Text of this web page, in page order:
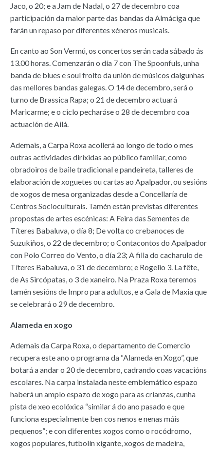
Jaco, o 20; e a Jam de Nadal, o 27 de decembro coa
participación da maior parte das bandas da Almáciga que
farán un repaso por diferentes xéneros musicais.
En canto ao Son Vermú, os concertos serán cada sábado ás
13.00 horas. Comenzarán o día 7 con The Spoonfuls, unha
banda de blues e soul froito da unión de músicos dalgunhas
das mellores bandas galegas. O 14 de decembro, será o
turno de Brassica Rapa; o 21 de decembro actuará
Maricarme; e o ciclo pecharáse o 28 de decembro coa
actuación de Ailá.
Ademais, a Carpa Roxa acollerá ao longo de todo o mes
outras actividades dirixidas ao público familiar, como
obradoiros de baile tradicional e pandeireta, talleres de
elaboración de xoguetes ou cartas ao Apalpador, ou sesións
de xogos de mesa organizadas desde a Concellaría de
Centros Socioculturais. Tamén están previstas diferentes
propostas de artes escénicas: A Feira das Sementes de
Títeres Babaluva, o día 8; De volta co crebanoces de
Suzukiños, o 22 de decembro; o Contacontos do Apalpador
con Polo Correo do Vento, o día 23; A filla do cacharulo de
Títeres Babaluva, o 31 de decembro; e Rogelio 3. La fête,
de As Sircópatas, o 3 de xaneiro. Na Praza Roxa teremos
tamén sesións de Impro para adultos, e a Gala de Maxia que
se celebrará o 29 de decembro.
Alameda en xogo
Ademais da Carpa Roxa, o departamento de Comercio
recupera este ano o programa da “Alameda en Xogo”, que
botará a andar o 20 de decembro, cadrando coas vacacións
escolares. Na carpa instalada neste emblemático espazo
haberá un amplo espazo de xogo para as crianzas, cunha
pista de xeo ecolóxica “similar á do ano pasado e que
funciona especialmente ben cos nenos e nenas máis
pequenos”; e con diferentes xogos como o rocódromo,
xogos populares, futbolín xigante, xogos de madeira,